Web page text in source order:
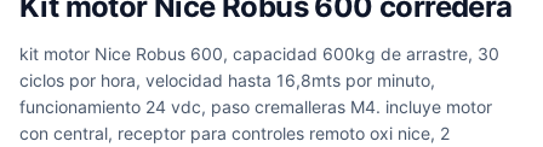
kit motor Nice Robus 600, capacidad 600kg de arrastre, 30
ciclos por hora, velocidad hasta 16,8mts por minuto,
funcionamiento 24 vdc, paso cremalleras M4. incluye motor
con central, receptor para controles remoto oxi nice, 2